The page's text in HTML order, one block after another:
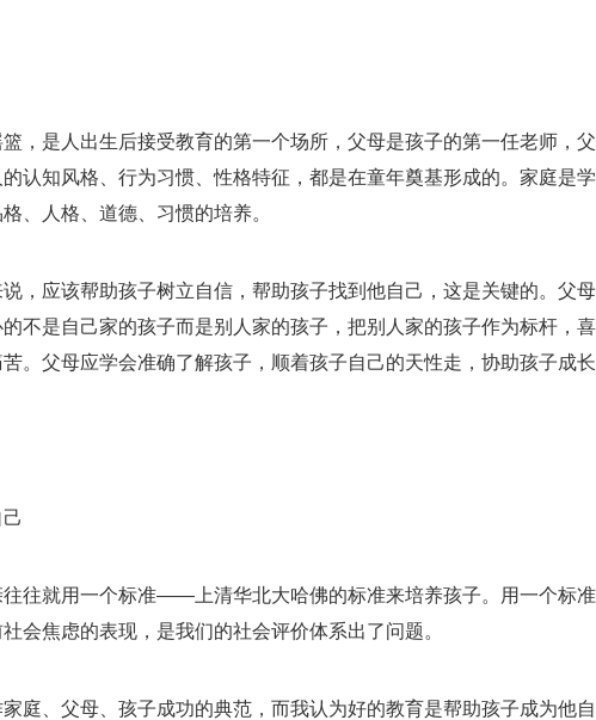
，是人出生后接受教育的第一个场所，父母是孩子的第一任老师，
认知风格、行为习惯、性格特征，都是在童年奠基形成的。家庭是
、人格、道德、习惯的培养。
，应该帮助孩子树立自信，帮助孩子找到他自己，这是关键的。父
不是自己家的孩子而是别人家的孩子，把别人家的孩子作为标杆，
。父母应学会准确了解孩子，顺着孩子自己的天性走，协助孩子成长
往就用一个标准——上清华北大哈佛的标准来培养孩子。用一个标
会焦虑的表现，是我们的社会评价体系出了问题。
庭、父母、孩子成功的典范，而我认为好的教育是帮助孩子成为他